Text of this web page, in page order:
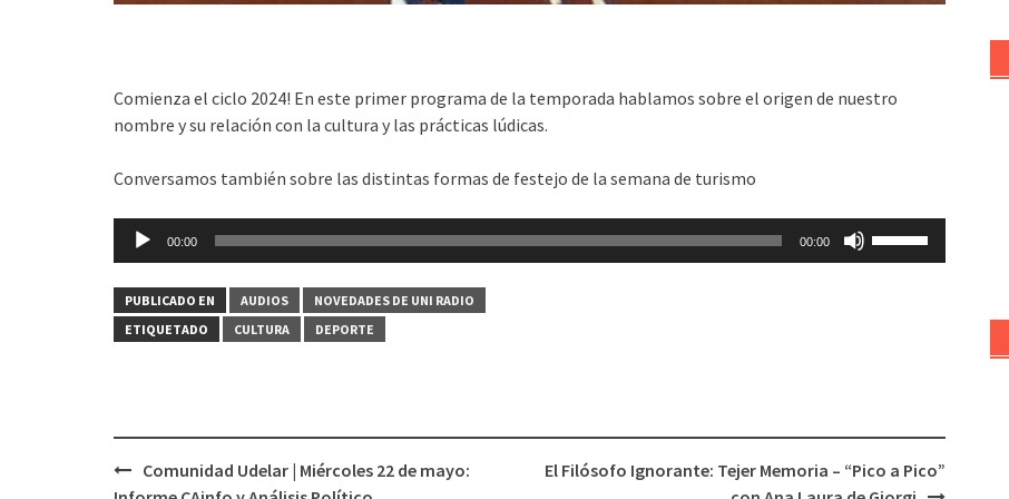
Comienza el ciclo 2024! En este primer programa de la temporada hablamos sobre el origen de nuestro
nombre y su relación con la cultura y las prácticas lúdicas.
Conversamos también sobre las distintas formas de festejo de la semana de turismo
Reproductor
audio
00:00 00:00
o
disminuir
PUBLICADO EN AUDIOS
NOVEDADES DE UNI RADIO
ETIQUETADO
CULTURA DEPORTE
Navegación
Comunidad Udelar | Miércoles 22 de mayo:
El Filósofo Ignorante: Tejer Memoria – “Pico a Pico”